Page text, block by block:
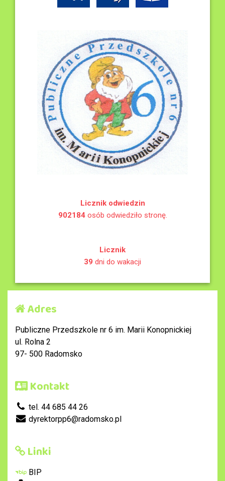
Licznik odwiedzin
902184osób odwiedziło stronę.
Licznik
39 dni do wakacji
Adres
Publiczne Przedszkole nr 6 im. Marii Konopnickiej
ul. Rolna 2
97- 500 Radomsko
Kontakt
tel. 44 685 44 26
dyrektorpp6@radomsko.pl
Linki
BIP